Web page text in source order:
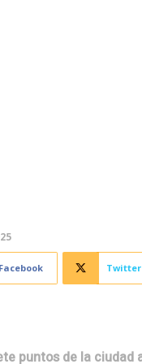
Facebook Twitter
puntos de la ciudad